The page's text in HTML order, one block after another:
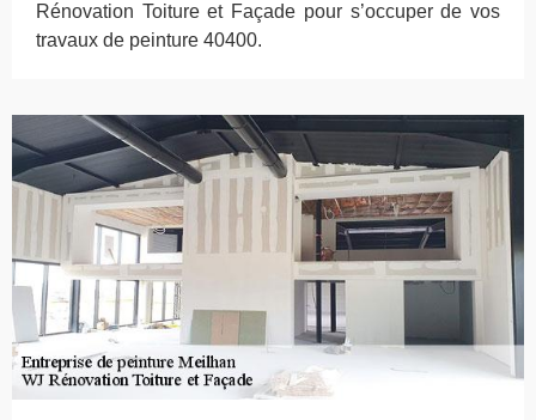
Rénovation Toiture et Façade pour s’occuper de vos
travaux de peinture 40400.